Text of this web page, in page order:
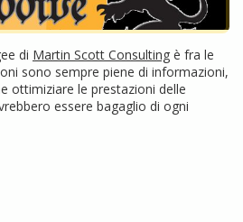
di Martin Scott Consulting è fra le
sono sempre piene di informazioni,
ottimiziare le prestazioni delle
essere bagaglio di ogni